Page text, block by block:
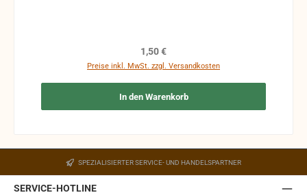
Funktion nicht mehr gewährleistet werden und die
Regulärer Preis:
1,50 €
Preise inkl. MwSt. zzgl. Versandkosten
In den Warenkorb
SPEZIALISIERTER SERVICE- UND HANDELSPARTNER
SERVICE-HOTLINE